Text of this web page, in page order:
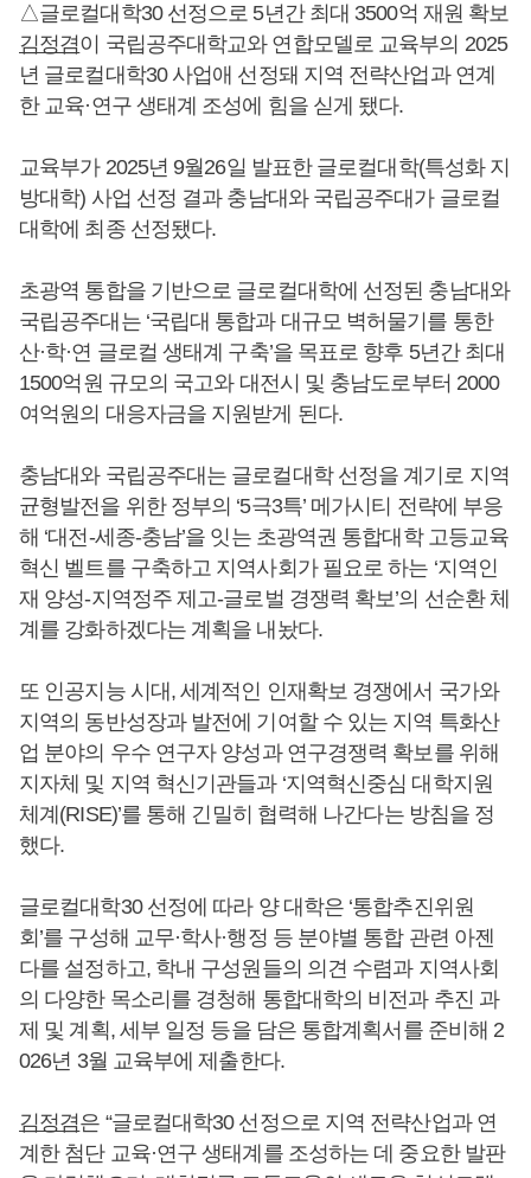
△글로컬대학30 선정으로 5년간 최대 3500억 재원 확보
김정겸이 국립공주대학교와 연합모델로 교육부의 2025
년 글로컬대학30 사업애 선정돼 지역 전략산업과 연계
한 교육·연구 생태계 조성에 힘을 싣게 됐다.
교육부가 2025년 9월26일 발표한 글로컬대학(특성화 지
방대학) 사업 선정 결과 충남대와 국립공주대가 글로컬
대학에 최종 선정됐다.
초광역 통합을 기반으로 글로컬대학에 선정된 충남대와
국립공주대는 ‘국립대 통합과 대규모 벽허물기를 통한
산·학·연 글로컬 생태계 구축’을 목표로 향후 5년간 최대
1500억원 규모의 국고와 대전시 및 충남도로부터 2000
여억원의 대응자금을 지원받게 된다.
충남대와 국립공주대는 글로컬대학 선정을 계기로 지역
균형발전을 위한 정부의 ‘5극3특’ 메가시티 전략에 부응
해 ‘대전-세종-충남’을 잇는 초광역권 통합대학 고등교육
혁신 벨트를 구축하고 지역사회가 필요로 하는 ‘지역인
재 양성-지역정주 제고-글로벌 경쟁력 확보’의 선순환 체
계를 강화하겠다는 계획을 내놨다.
또 인공지능 시대, 세계적인 인재확보 경쟁에서 국가와
지역의 동반성장과 발전에 기여할 수 있는 지역 특화산
업 분야의 우수 연구자 양성과 연구경쟁력 확보를 위해
지자체 및 지역 혁신기관들과 ‘지역혁신중심 대학지원
체계(RISE)’를 통해 긴밀히 협력해 나간다는 방침을 정
했다.
글로컬대학30 선정에 따라 양 대학은 ‘통합추진위원
회’를 구성해 교무·학사·행정 등 분야별 통합 관련 아젠
다를 설정하고, 학내 구성원들의 의견 수렴과 지역사회
의 다양한 목소리를 경청해 통합대학의 비전과 추진 과
제 및 계획, 세부 일정 등을 담은 통합계획서를 준비해 2
026년 3월 교육부에 제출한다.
김정겸은 “글로컬대학30 선정으로 지역 전략산업과 연
계한 첨단 교육·연구 생태계를 조성하는 데 중요한 발판